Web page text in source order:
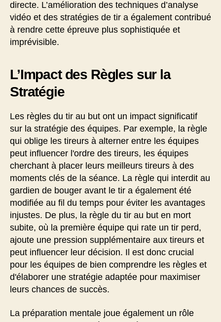
directe. L’amélioration des techniques d’analyse
vidéo et des stratégies de tir a également contribué
à rendre cette épreuve plus sophistiquée et
imprévisible.
L’Impact des Règles sur la
Stratégie
Les règles du tir au but ont un impact significatif
sur la stratégie des équipes. Par exemple, la règle
qui oblige les tireurs à alterner entre les équipes
peut influencer l'ordre des tireurs, les équipes
cherchant à placer leurs meilleurs tireurs à des
moments clés de la séance. La règle qui interdit au
gardien de bouger avant le tir a également été
modifiée au fil du temps pour éviter les avantages
injustes. De plus, la règle du tir au but en mort
subite, où la première équipe qui rate un tir perd,
ajoute une pression supplémentaire aux tireurs et
peut influencer leur décision. Il est donc crucial
pour les équipes de bien comprendre les règles et
d'élaborer une stratégie adaptée pour maximiser
leurs chances de succès.
La préparation mentale joue également un rôle